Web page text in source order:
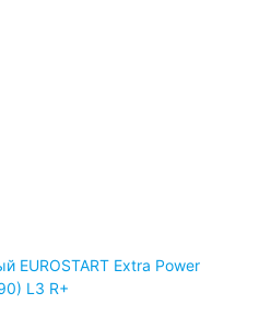
EUROSTART Extra Power
L3 R+